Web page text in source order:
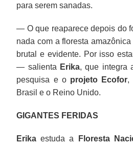
para serem sanadas.
— O que reaparece depois do
nada com a floresta
brutal e evidente. Por isso
— salienta Erika, que integra
pesquisa e o projeto Ecofor,
Brasil e o Reino Unido.
GIGANTES FERIDAS
Erika estuda a Floresta